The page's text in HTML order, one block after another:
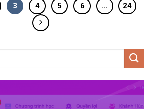
3 4 5 6 … 24